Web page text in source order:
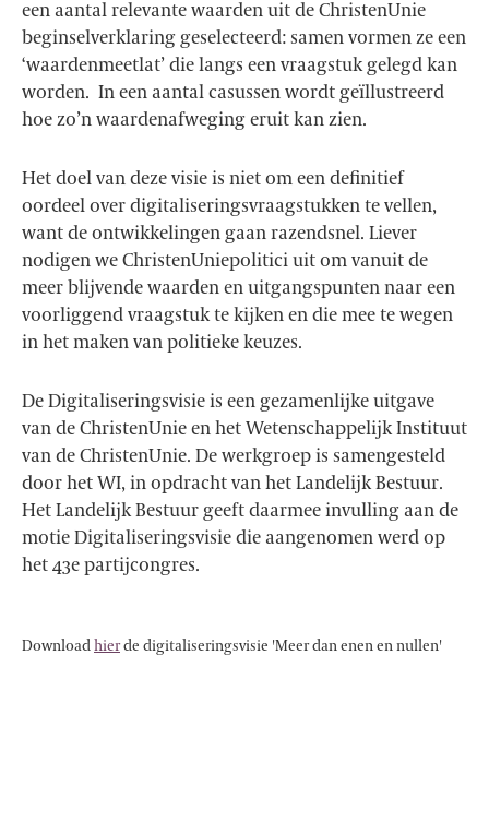
een aantal relevante waarden uit de ChristenUnie
beginselverklaring geselecteerd: samen vormen ze een
‘waardenmeetlat’ die langs een vraagstuk gelegd kan
worden. In een aantal casussen wordt geïllustreerd
hoe zo’n waardenafweging eruit kan zien.
Het doel van deze visie is niet om een definitief
oordeel over digitaliseringsvraagstukken te vellen,
want de ontwikkelingen gaan razendsnel. Liever
nodigen we ChristenUniepolitici uit om vanuit de
meer blijvende waarden en uitgangspunten naar een
voorliggend vraagstuk te kijken en die mee te wegen
in het maken van politieke keuzes.
De Digitaliseringsvisie is een gezamenlijke uitgave
van de ChristenUnie en het Wetenschappelijk Instituut
van de ChristenUnie. De werkgroep is samengesteld
door het WI, in opdracht van het Landelijk Bestuur.
Het Landelijk Bestuur geeft daarmee invulling aan de
motie Digitaliseringsvisie die aangenomen werd op
het 43e partijcongres.
Downloadhierde digitaliseringsvisie 'Meer dan enen en nullen'